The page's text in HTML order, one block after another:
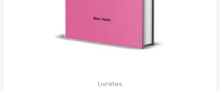
Livretes